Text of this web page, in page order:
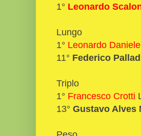
1° Leonardo
Lungo
1° Leonardo
11° Federico
Triplo
1° Francesco Crotti
13° Gustavo Alves